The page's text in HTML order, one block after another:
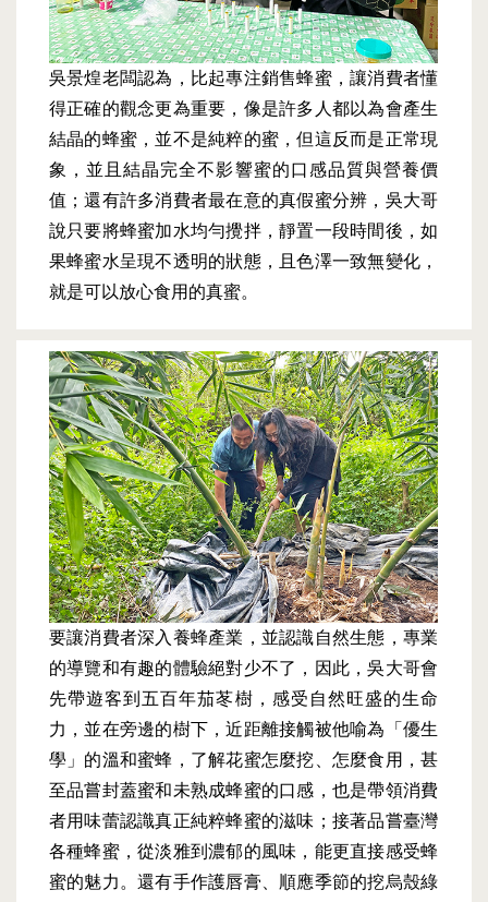
吳景煌老闆認為，比起專注銷售蜂蜜，讓消費者懂
得正確的觀念更為重要，像是許多人都以為會產生
結晶的蜂蜜，並不是純粹的蜜，但這反而是正常現
象，並且結晶完全不影響蜜的口感品質與營養價
值；還有許多消費者最在意的真假蜜分辨，吳大哥
說只要將蜂蜜加水均勻攪拌，靜置一段時間後，如
果蜂蜜水呈現不透明的狀態，且色澤一致無變化，
就是可以放心食用的真蜜。
要讓消費者深入養蜂產業，並認識自然生態，專業
的導覽和有趣的體驗絕對少不了，因此，吳大哥會
先帶遊客到五百年茄苳樹，感受自然旺盛的生命
力，並在旁邊的樹下，近距離接觸被他喻為「優生
學」的溫和蜜蜂，了解花蜜怎麼挖、怎麼食用，甚
至品嘗封蓋蜜和未熟成蜂蜜的口感，也是帶領消費
者用味蕾認識真正純粹蜂蜜的滋味；接著品嘗臺灣
各種蜂蜜，從淡雅到濃郁的風味，能更直接感受蜂
蜜的魅力。還有手作護唇膏、順應季節的挖烏殼綠